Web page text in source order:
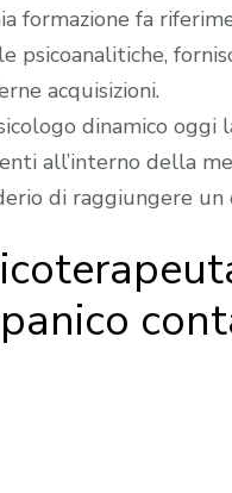
formazione fa
psicoanalitiche,
acquisizioni.
dinamico oggi
all’interno della
di raggiungere